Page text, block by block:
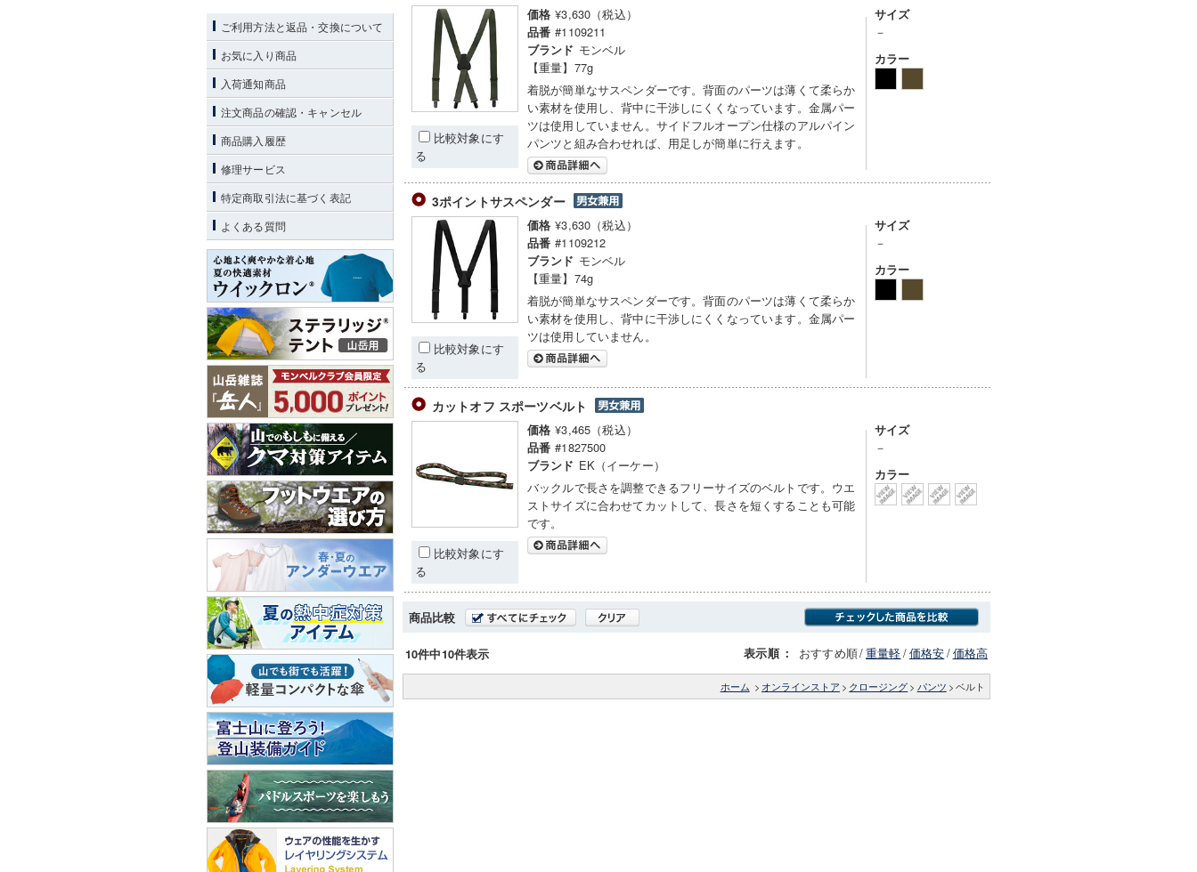
比較対象にす
る
価格 ¥3,630（税込）
品番 #1109211
ブランド モンベル
【重量】77g
着脱が簡単なサスペンダーです。背面のパーツは薄くて柔らか
い素材を使用し、背中に干渉しにくくなっています。金属パー
ツは使用していません。サイドフルオープン仕様のアルパイン
パンツと組み合わせれば、用足しが簡単に行えます。
サイズ
－
カラー
3ポイントサスペンダー
比較対象にす
る
価格 ¥3,630（税込）
品番 #1109212
ブランド モンベル
【重量】74g
着脱が簡単なサスペンダーです。背面のパーツは薄くて柔らか
い素材を使用し、背中に干渉しにくくなっています。金属パー
ツは使用していません。
サイズ
－
カラー
カットオフ スポーツベルト
比較対象にす
る
価格 ¥3,465（税込）
品番 #1827500
ブランド EK（イーケー）
バックルで長さを調整できるフリーサイズのベルトです。ウエ
ストサイズに合わせてカットして、長さを短くすることも可能
です。
サイズ
－
カラー
商品比較
10件中10件表示 表示順 ： おすすめ順/重量軽/価格安/価格高
ホーム > オンラインストア > クロージング > パンツ > ベルト
ご利用方法と返品・交換について
お気に入り商品
入荷通知商品
注文商品の確認・キャンセル
商品購入履歴
修理サービス
特定商取引法に基づく表記
よくある質問